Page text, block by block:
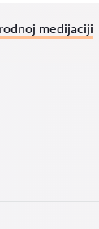
medijaciji